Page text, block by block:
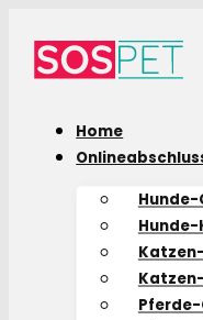
Home
Hunde-
Hunde-
Pferde-